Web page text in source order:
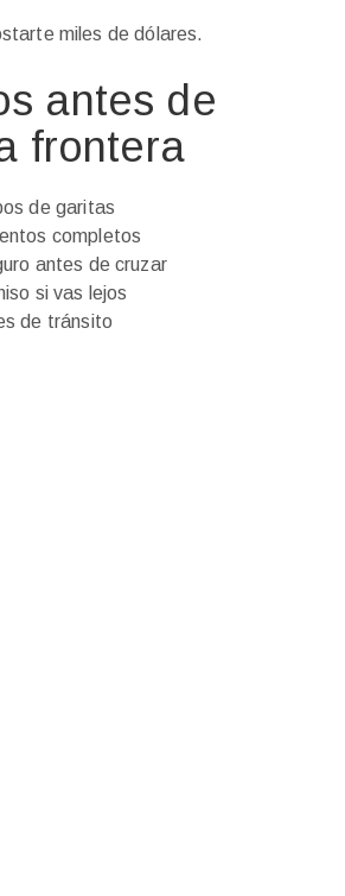
miles de dólares.
antes de
frontera
de garitas
completos
antes de cruzar
si vas lejos
de tránsito